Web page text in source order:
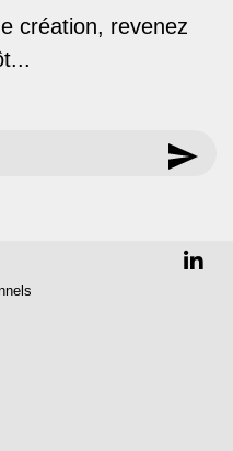
création, revenez